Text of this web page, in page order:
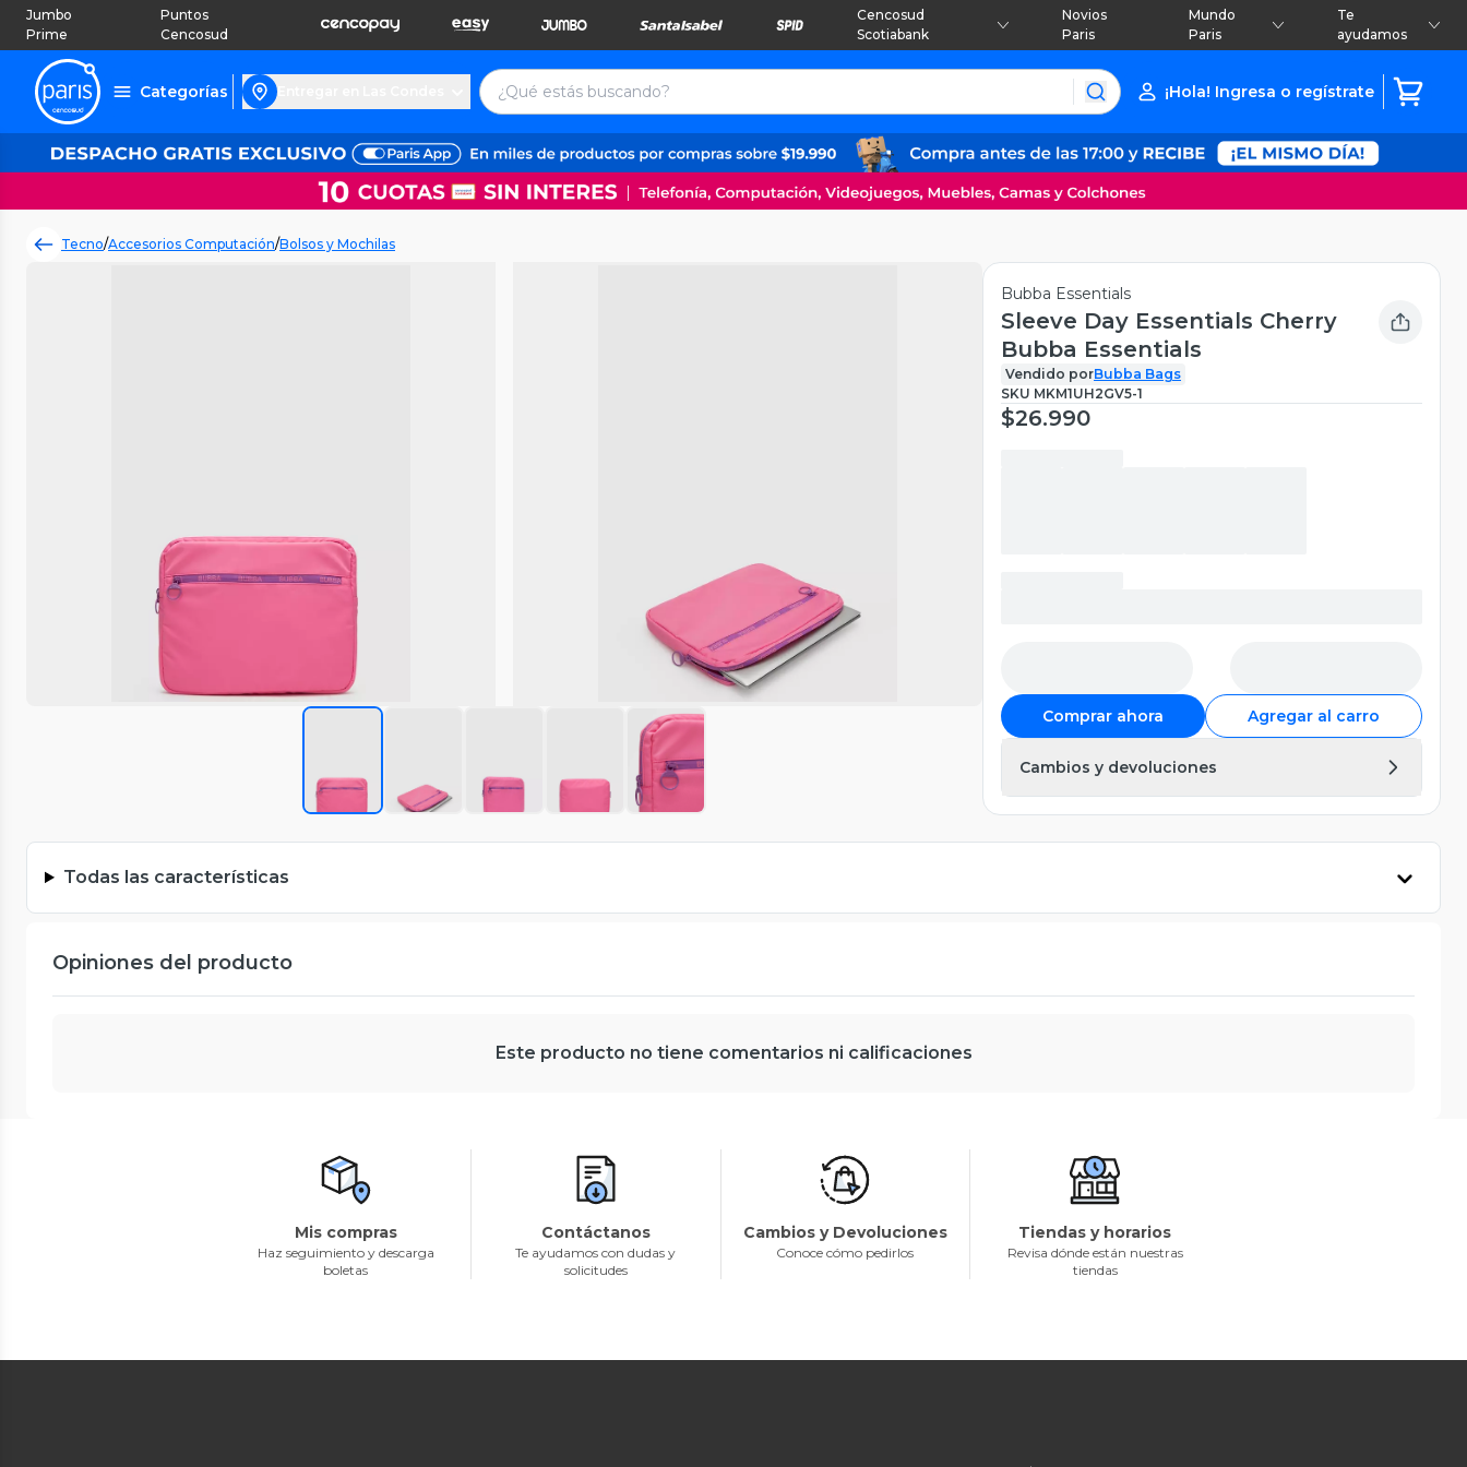
Jumbo
Prime
Puntos
Cencosud
Cencosud
Scotiabank
Novios
Paris
Mundo
Paris
Te
ayudamos
Categorías ¡Hola! Ingresa o regístrate
Tecno/Accesorios Computación/Bolsos y Mochilas
Bubba Essentials
Sleeve Day Essentials Cherry
Bubba Essentials
Vendido porBubba Bags
SKU MKM1UH2GV5-1
$26.990
Comprar ahora Agregar al carro
Cambios y devoluciones
Todas las características
Opiniones del producto
Este producto no tiene comentarios ni calificaciones
Mis compras
Haz seguimiento y descarga
boletas
Contáctanos
Te ayudamos con dudas y
solicitudes
Cambios y Devoluciones
Conoce cómo pedirlos
Tiendas y horarios
Revisa dónde están nuestras
tiendas